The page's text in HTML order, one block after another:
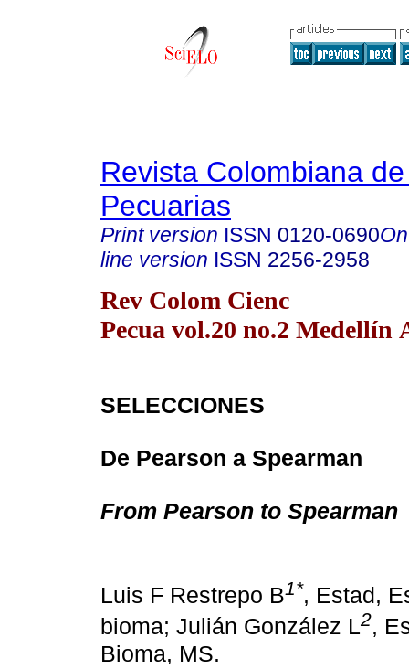
Revista Colombiana
Pecuarias
Print version ISSN 0120-0690
line version ISSN 2256-2958
Rev Colom Cienc
Pecua vol.20 no.2 Medellín
SELECCIONES
De Pearson a Spearman
From Pearson to Spearman
Luis F Restrepo B1*, Estad,
bioma; Julián González L2,
Bioma, MS.